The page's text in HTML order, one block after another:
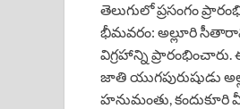
తెలుగులో ప్రసంగం
భీమవరం: అల్లూరి
విగ్రహాన్ని
జాతి యుగపురుషుడు
హనుమంతు, కందుకూరి